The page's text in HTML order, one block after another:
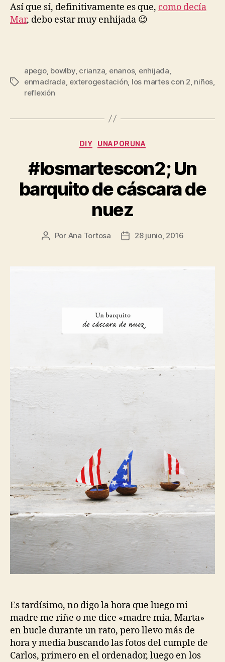
Así que sí, definitivamente es que, como decía
Mar, debo estar muy enhijada 😉
Etiquetas
apego, bowlby, crianza enanos, enhijada
enmadrada exterogestación los martes con 2 niños
reflexión
Categorías
DIY UNAPORUNA
#losmartescon2; Un
barquito de cáscara de
nuez
Autor
entrada
Por Ana Tortosa
Fecha
entrada
28 junio, 2016
Es tardísimo, no digo la hora que luego mi
madre me riñe o me dice «madre mía, Marta»
en bucle durante un rato, pero llevo más de
hora y media buscando las fotos del cumple de
Carlos, primero en el ordenador, luego en los